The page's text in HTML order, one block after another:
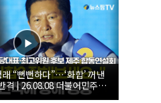
“뻔뻔하다”…‘화합’ 꺼낸
격 | 26.08.08 더불어민주당
후보 제주 합동연설회